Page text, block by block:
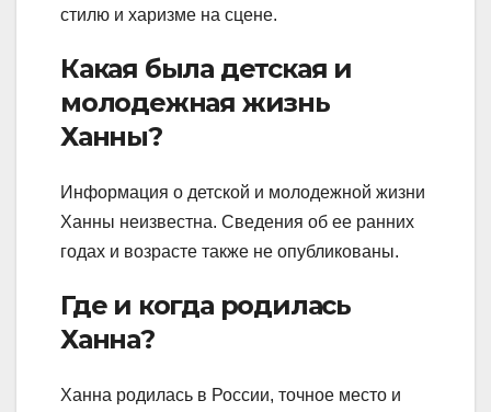
стилю и харизме на сцене.
Какая была детская и
молодежная жизнь
Ханны?
Информация о детской и молодежной жизни
Ханны неизвестна. Сведения об ее ранних
годах и возрасте также не опубликованы.
Где и когда родилась
Ханна?
Ханна родилась в России, точное место и